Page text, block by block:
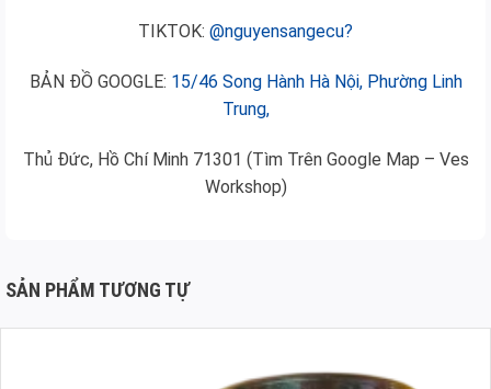
TIKTOK: @nguyensangecu?
BẢN ĐỒ GOOGLE: 15/46 Song Hành Hà Nội, Phường Linh
Trung,
Thủ Đức, Hồ Chí Minh 71301 (Tìm Trên Google Map – Ves
Workshop)
SẢN PHẨM TƯƠNG TỰ